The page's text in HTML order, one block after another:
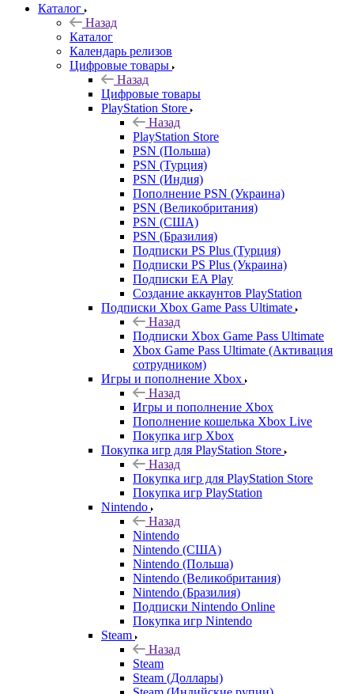
Каталог
Назад
Каталог
Календарь релизов
Цифровые товары
Назад
Цифровые товары
PlayStation Store
Назад
PlayStation Store
PSN (Польша)
PSN (Турция)
PSN (Индия)
Пополнение PSN (Украина)
PSN (Великобритания)
PSN (США)
PSN (Бразилия)
Подписки PS Plus (Турция)
Подписки PS Plus (Украина)
Подписки EA Play
Создание аккаунтов PlayStation
Подписки Xbox Game Pass Ultimate
Назад
Подписки Xbox Game Pass Ultimate
Xbox Game Pass Ultimate (Активация
сотрудником)
Игры и пополнение Xbox
Назад
Игры и пополнение Xbox
Пополнение кошелька Xbox Live
Покупка игр Xbox
Покупка игр для PlayStation Store
Назад
Покупка игр для PlayStation Store
Покупка игр PlayStation
Nintendo
Назад
Nintendo
Nintendo (США)
Nintendo (Польша)
Nintendo (Великобритания)
Nintendo (Бразилия)
Подписки Nintendo Online
Покупка игр Nintendo
Steam
Назад
Steam
Steam (Доллары)